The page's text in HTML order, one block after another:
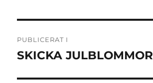
PUBLICERAT I
SKICKA JULBLOMMOR